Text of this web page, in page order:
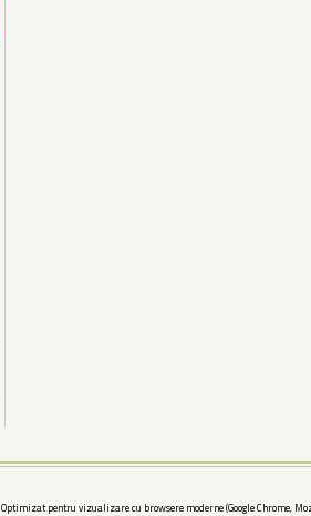
Optimizat pentru vizualizare cu browsere moderne (Google Chrome,